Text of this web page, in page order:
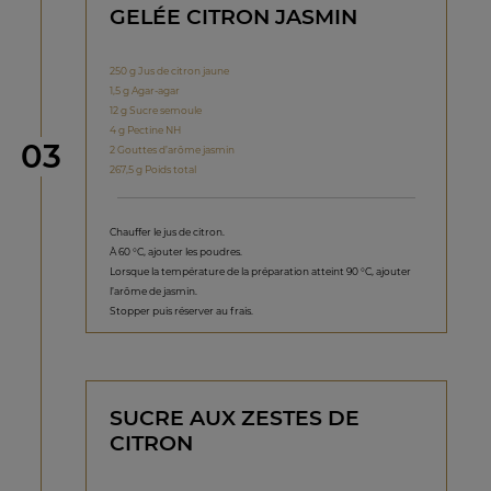
étape
03
GELÉE CITRON JASMIN
250 g Jus de citron jaune
1,5 g Agar-agar
12 g Sucre semoule
4 g Pectine NH
2 Gouttes d’arôme jasmin
267,5 g Poids total
Chauffer le jus de citron.
À 60 °C, ajouter les poudres.
Lorsque la température de la préparation atteint 90 °C, ajouter
l’arôme de jasmin.
Stopper puis réserver au frais.
SUCRE AUX ZESTES DE
CITRON